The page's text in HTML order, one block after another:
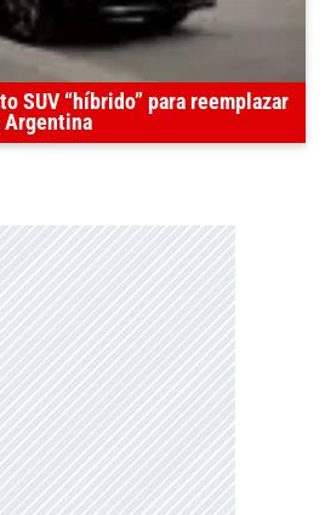
SUV “híbrido” para reemplazar
Argentina